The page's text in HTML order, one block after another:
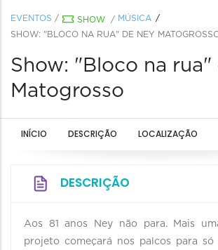
EVENTOS / SHOW / MÚSICA
SHOW: "BLOCO NA RUA" DE NEY
Show: "Bloco na rua"
Matogrosso
INÍCIO DESCRIÇÃO LOCALIZAÇÃO
DESCRIÇÃO
Aos 81 anos Ney não para. Mais
projeto começará nos palcos para só